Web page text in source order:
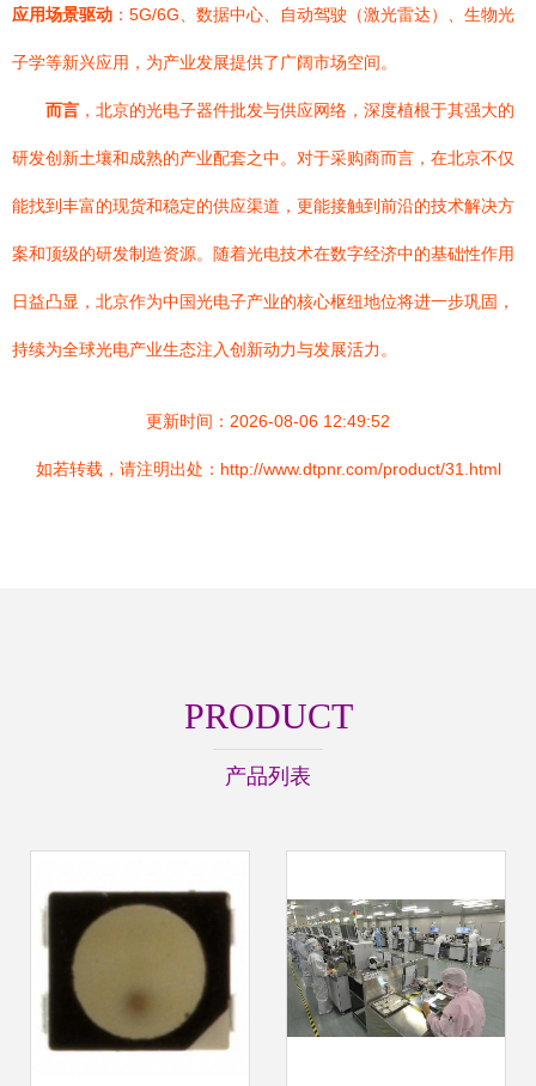
应用场景驱动 ：5G/6G、数据中心、自动驾驶（激光雷达）、生物光
子学等新兴应用，为产业发展提供了广阔市场空间。
而言 ，北京的光电子器件批发与供应网络，深度植根于其强大的
研发创新土壤和成熟的产业配套之中。对于采购商而言，在北京不仅
能找到丰富的现货和稳定的供应渠道，更能接触到前沿的技术解决方
案和顶级的研发制造资源。随着光电技术在数字经济中的基础性作用
日益凸显，北京作为中国光电子产业的核心枢纽地位将进一步巩固，
持续为全球光电产业生态注入创新动力与发展活力。
更新时间：2026-08-06 12:49:52
如若转载，请注明出处：http://www.dtpnr.com/product/31.html
PRODUCT
产品列表